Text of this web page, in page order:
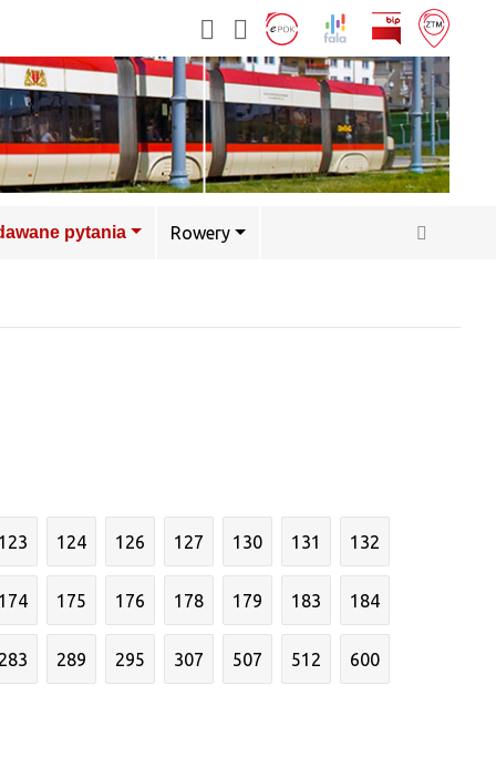
pytania Rowery
124 126 127 130 131 132
175 176 178 179 183 184
289 295 307 507 512 600